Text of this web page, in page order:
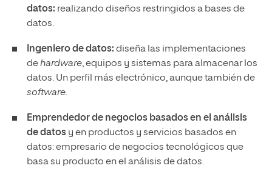
datos: realizando diseños restringidos a bases de
datos.
Ingeniero de datos: diseña las implementaciones
dehardware, equipos y sistemas para almacenar los
datos. Un perfil más electrónico, aunque también de
software.
Emprendedor de negocios basados en el análisis
de datos y en productos y servicios basados en
datos: empresario de negocios tecnológicos que
basa su producto en el análisis de datos.